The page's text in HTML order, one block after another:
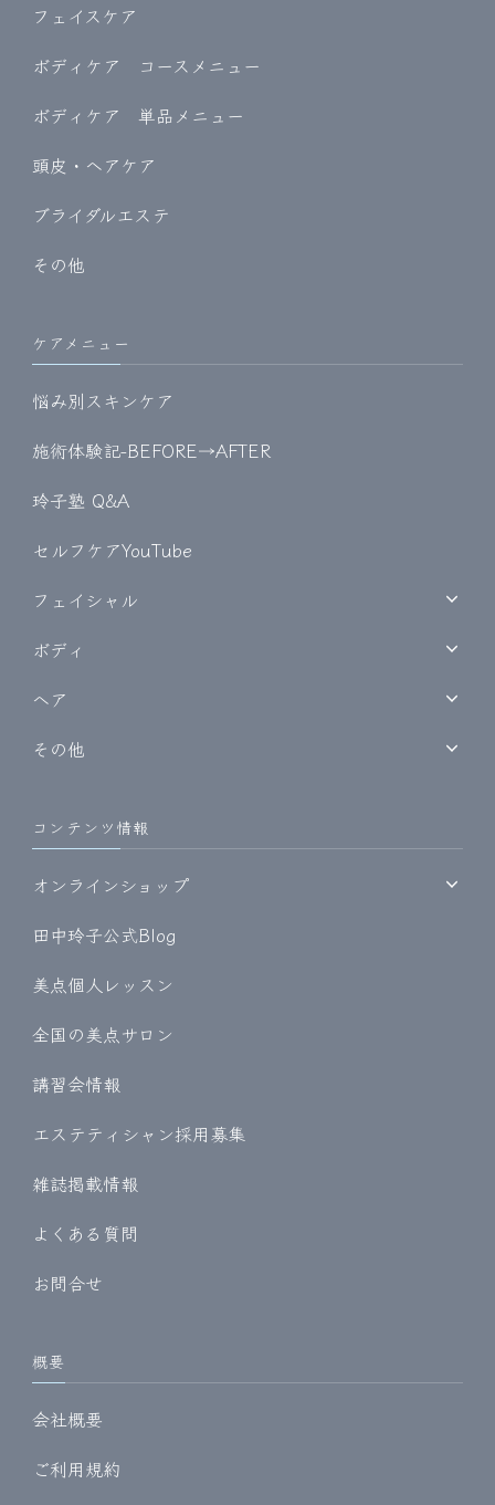
フェイスケア
ボディケア コースメニュー
ボディケア 単品メニュー
頭皮・ヘアケア
ブライダルエステ
その他
ケアメニュー
悩み別スキンケア
施術体験記-BEFORE→AFTER
玲子塾 Q&A
セルフケアYouTube
フェイシャル
ボディ
ヘア
その他
コンテンツ情報
オンラインショップ
田中玲子公式Blog
美点個人レッスン
全国の美点サロン
講習会情報
エステティシャン採用募集
雑誌掲載情報
よくある質問
お問合せ
概要
会社概要
ご利用規約